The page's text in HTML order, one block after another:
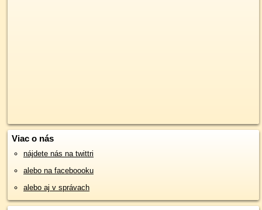
Viac o nás
nájdete nás na twittri
alebo na faceboooku
alebo aj v správach